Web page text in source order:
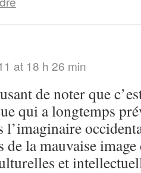
at 18 h 26 min
de noter que
qui a longtemps
l’imaginaire
la mauvaise image
et